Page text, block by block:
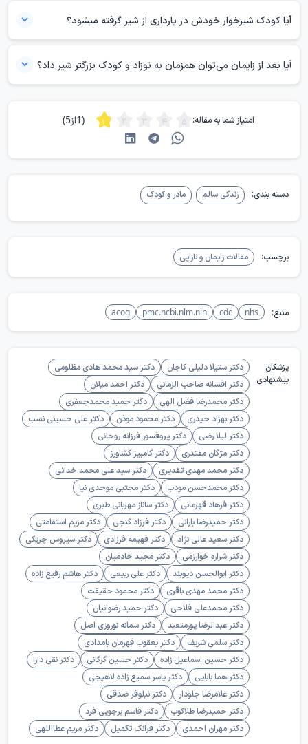
است.
حال، اگر مادر سابقه زایمان زودرس، انقباض‌های رحمی، کوتاهی دهانه رحم،
خونریزی یا بارداری پرخطر دارد، باید ادامه شیردهی را با متخصص زنان
پزشک ضروری است.
آیا کودک شیرخوار خودش در بارداری از شیر گرفته میشود؟
گرفته می‌شوند. کاهش حجم شیر، تغییر مزه شیر و حساس شدن سینه مادر
می‌تواند باعث شود شیردهی کمتر شود. البته بعضی کودکان هم تا پایان
آیا بعد از زایمان می‌توان همزمان به نوزاد و کودک بزرگتر شیر داد؟
دارد و به آن شیردهی هم‌زمان یا tandem nursing می‌گویند. در این حالت،
نوزاد تازه‌متولدشده باید اولویت داشته باشد، چون آغوز و شیر مادر غذای
اصلی اوست. رشد و وزن‌گیری هر دو کودک باید پیگیری شود و اگر مادر خسته
می‌شود یا نوزاد خوب وزن نمی‌گیرد، لازم است با پزشک کودک یا مشاور
امتیاز شما به مقاله: (1از5)
دسته بندی: زندگی سالم مادر و کودک
برچسب: مقالات زایمان و نازایی
منبع: nhs
cdc
pmc.ncbi.nlm.nih
acog
پزشکان
پیشنهادی
دکتر ستیلا دلیلی کاجان
دکتر سید محمد هادی مظلومی
دکتر افسانه صاحب الزمانی
دکتر احمد میلان
دکتر محمدرضا فضل الهی
دکتر حمید محمدجعفری
دکتر بهزاد حیدری
دکتر محمود موذن
دکتر علی حسینی نسب
دکتر لیلا رضی
دکتر پروفسور فرزانه روحانی
دکتر مژگان مقتدری
دکتر کامبیز کشاورز
دکتر محمد مهدی تقدیری
دکتر سید علی محمد خدائی
دکتر محمدحسن مودب
دکتر مجتبی موحدی نیا
دکتر فرهاد قهرمانی
دکتر ساناز مهربانی طبری
دکتر حمیدرضا بارانی
دکتر فرزاد گنجی
دکتر مریم استقامتی
دکتر سعید عالی نژاد
دکتر فهیمه فرزادی
دکتر سیروس چریکی
دکتر شراره خوارزمی
دکتر مجید خادمیان
دکتر ابوالحسن دیوبند
دکتر علی ربیعی
دکتر هاشم رفیع زاده
دکتر محمد مهدی باقری
دکتر محمود حقیقت
دکتر محمدعلی فلاحی
دکتر حمید رضوانیان
دکتر عبدالرضا پورمتعبد
دکتر سمانه نوروزی اصل
دکتر سلمی شریف
دکتر یعقوب قهرمان بامدادی
دکتر حسین اسماعیل زاده
دکتر حسین گرگانی
دکتر نقی دارا
دکتر هما بابایی
دکتر یاسر سمیع زاده لاهیجی
دکتر غلامرضا جلودار
دکتر نیلوفر صدقی
دکتر حمیدرضا طلاکوب
دکتر قاسم برجویی فرد
دکتر مهران احمدی
دکتر فرانک تکمیل دکتر مریم عطااللهی